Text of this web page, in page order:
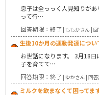
息子は全っっく人見知りが
って行…
回答期限：終了 | ももかさん |
生後10か月の運動発達につい
お世話になります。 3月18
子を育てて…
回答期限：終了 | ゆかさん | 回
ミルクを飲まなくて困ってます